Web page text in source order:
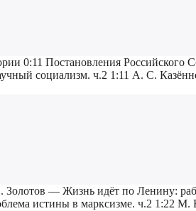
0:11 Постановления
социализм. ч.2 1:11 А. С.
Золотов — Жизнь идёт по Ленину:
истины в марксизме. ч.2 1:22